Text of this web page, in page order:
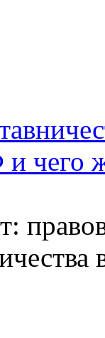
чего